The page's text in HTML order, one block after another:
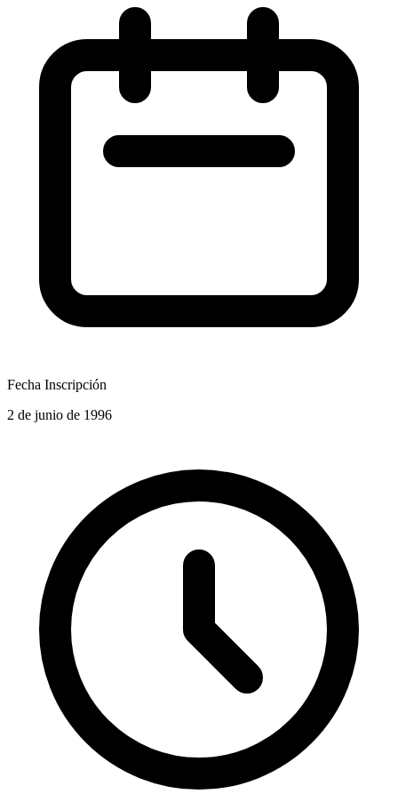
Fecha Inscripción
2 de junio de 1996